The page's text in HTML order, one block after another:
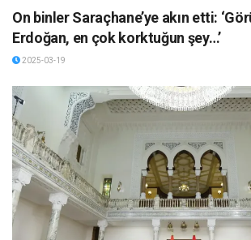
On binler Saraçhane’ye akın etti:
Erdoğan, en çok korktuğun şey…’
2025-03-19